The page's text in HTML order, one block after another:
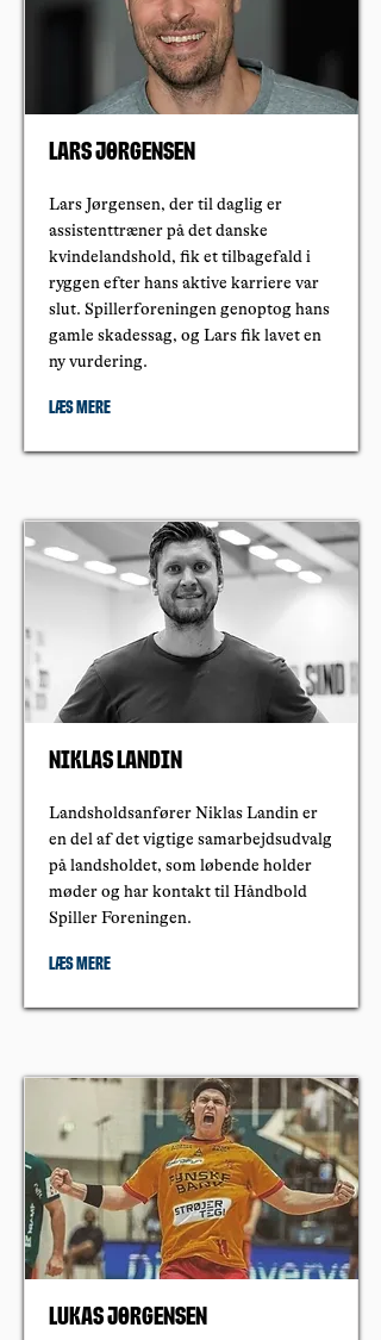
Lars Jørgensen
Lars Jørgensen, der til daglig er
assistenttræner på det danske
kvindelandshold, fik et tilbagefald i
ryggen efter hans aktive karriere var
slut. Spillerforeningen genoptog hans
gamle skadessag, og Lars fik lavet en
ny vurdering.
Læs mere
Niklas Landin
Landsholdsanfører Niklas Landin er
en del af det vigtige samarbejdsudvalg
på landsholdet, som løbende holder
møder og har kontakt til Håndbold
Spiller Foreningen.
Læs mere
Lukas Jørgensen